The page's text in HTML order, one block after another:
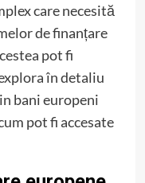
care necesită
de finanțare
pot fi
în detaliu
bani europeni
pot fi accesate